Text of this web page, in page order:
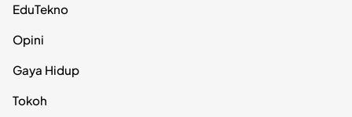
EduTekno
Opini
Gaya Hidup
Tokoh